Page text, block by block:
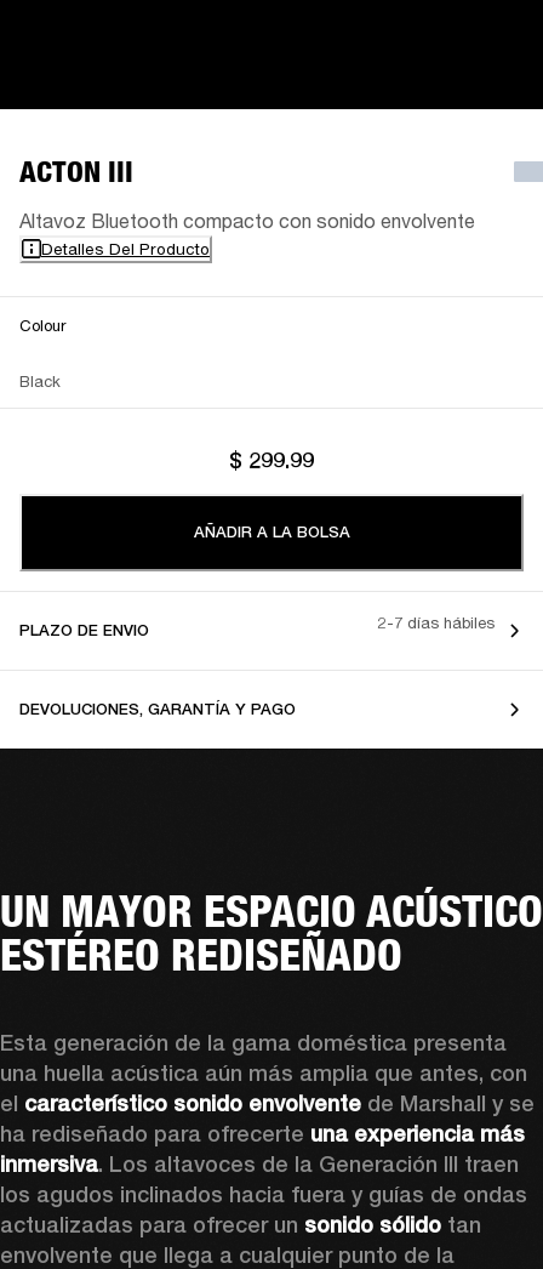
ACTON III
Altavoz Bluetooth compacto con sonido envolvente
Detalles Del Producto
Colour
Black
$ 299.99
AÑADIR A LA BOLSA
PLAZO DE ENVIO 2-7 días hábiles
DEVOLUCIONES, GARANTÍA Y PAGO
UN MAYOR ESPACIO ACÚSTICO
ESTÉREO REDISEÑADO
Esta generación de la gama doméstica presenta
una huella acústica aún más amplia que antes, con
el característico sonido envolvente de Marshall y se
ha rediseñado para ofrecerte una experiencia más
inmersiva. Los altavoces de la Generación III traen
los agudos inclinados hacia fuera y guías de ondas
actualizadas para ofrecer un sonido sólido tan
envolvente que llega a cualquier punto de la